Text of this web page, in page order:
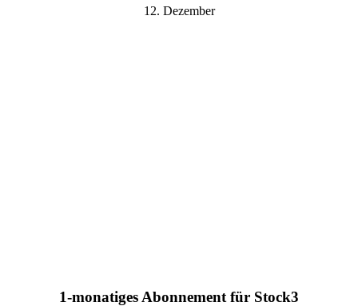
12. Dezember
1-monatiges Abonnement für Stock3